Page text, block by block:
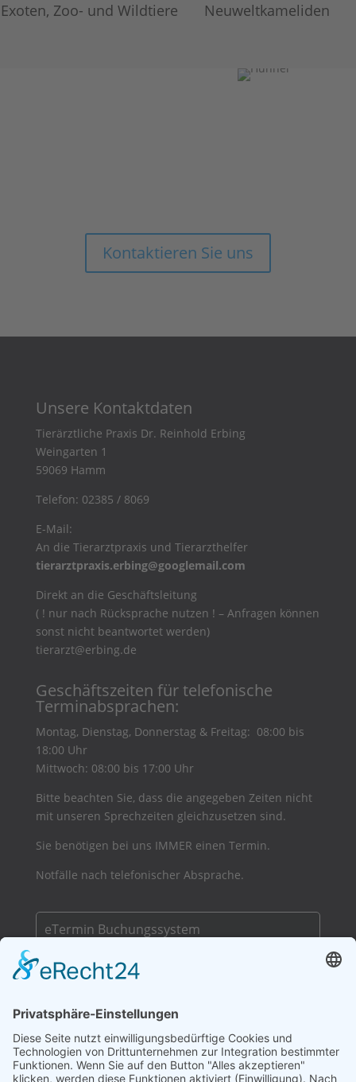
Exoten, Zoo- und Wildtiere Neuweltkameliden
Kontaktieren Sie uns
Unsere Kontaktdaten
Tierärztliche Praxis Dr. Reinhold Erbing
Weingarten 1
59069 Hamm
Telefon: 02385 / 8069
E-Mail:
An die Tierarztpraxis und Tierarzthelfer
tierarztpraxis.erbing@googlemail.com
Direkt an die Geschäftsleitung
( ! nur nach Rücksprache nutzen ! – Anfragen können
sonst nicht beantwortet werden)
tierarzt@erbing.de
Geschäftszeiten für telefonische
Terminabsprachen:
Montag, Dienstag, Donnerstag & Freitag: 08:00 bis
18:00 Uhr
Mittwoch: 08:00 bis 17:00 Uhr
Bitte beachten Sie, dass die angegeben Zeiten nicht
mit unseren Sprechzeiten gleichzusetzen sind.
Sie benötigen bei uns IMMER einen Termin.
Notfälle nach telefonischer Absprache.
eTermin Buchungssystem
Terminbuchung!
Achtung! Nur folgende Zahlungsmöglichkeiten:
Telecash, Apple-Pay, Paypal
KEINE Barzahlung möglich